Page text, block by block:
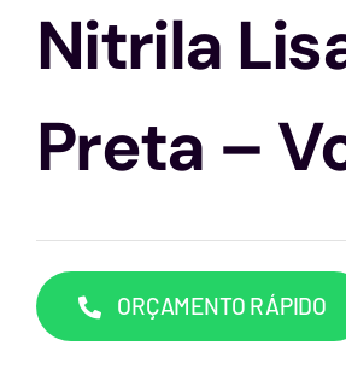
Contato
Nitrila
Preta –
ORÇAMENTO RÁPIDO